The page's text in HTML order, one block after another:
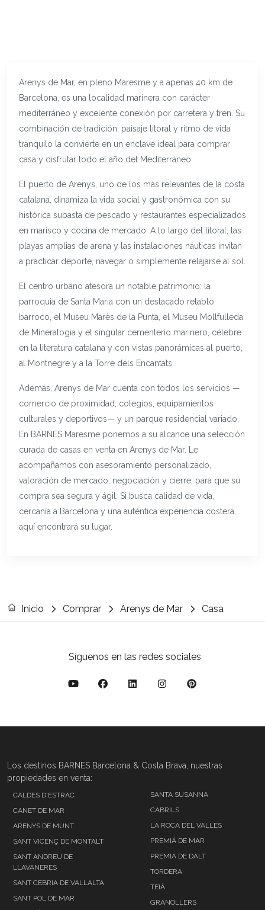
Arenys de Mar, en pleno Maresme y a apenas 40 km de
Barcelona, es una localidad marinera con carácter
mediterráneo y excelente conexión por carretera y tren. Su
combinación de tradición, paisaje litoral y ritmo de vida
tranquilo la convierte en un enclave ideal para comprar
casa y disfrutar todo el año del Mediterráneo.
El puerto de Arenys, uno de los más relevantes de la costa
catalana, dinamiza la vida social y gastronómica con su
histórica subasta de pescado y restaurantes especializados
en marisco y cocina de mercado. A lo largo del litoral, las
playas amplias de arena y las instalaciones náuticas invitan
a practicar deporte, navegar o simplemente relajarse al sol.
El centro urbano atesora un notable patrimonio: la
parroquia de Santa Maria con un destacado retablo
barroco, el Museu Marès de la Punta, el Museu Mollfulleda
de Mineralogia y el singular cementerio marinero, célebre
en la literatura catalana y con vistas panorámicas al puerto,
al Montnegre y a la Torre dels Encantats.
Además, Arenys de Mar cuenta con todos los servicios —
comercio de proximidad, colegios, equipamientos
culturales y deportivos— y un parque residencial variado.
En BARNES Maresme ponemos a su alcance una selección
curada de casas en venta en Arenys de Mar. Le
acompañamos con asesoramiento personalizado,
valoración de mercado, negociación y cierre, para que su
compra sea segura y ágil. Si busca calidad de vida,
cercanía a Barcelona y una auténtica experiencia costera,
aquí encontrará su lugar.
Inicio Comprar Arenys de Mar Casa
Síguenos en las redes sociales
Los destinos BARNES Barcelona & Costa Brava, nuestras
propiedades en venta:
CALDES D'ESTRAC
CANET DE MAR
ARENYS DE MUNT
SANT VICENÇ DE MONTALT
SANT ANDREU DE
LLAVANERES
SANT CEBRIA DE VALLALTA
SANT POL DE MAR
SANTA SUSANNA
CABRILS
LA ROCA DEL VALLES
PREMIÁ DE MAR
PREMIA DE DALT
TORDERA
TEIÀ
GRANOLLERS